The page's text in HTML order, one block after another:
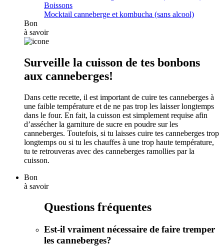
Boissons
Mocktail canneberge et kombucha (sans alcool)
Bon
à savoir
Surveille la cuisson de tes bonbons
aux canneberges!
Dans cette recette, il est important de cuire tes canneberges à
une faible température et de ne pas trop les laisser longtemps
dans le four. En fait, la cuisson est simplement requise afin
d’assécher la garniture de sucre en poudre sur les
canneberges. Toutefois, si tu laisses cuire tes canneberges trop
longtemps ou si tu les chauffes à une trop haute température,
tu te retrouveras avec des canneberges ramollies par la
cuisson.
Bon
à savoir
Questions fréquentes
Est-il vraiment nécessaire de faire tremper
les canneberges?